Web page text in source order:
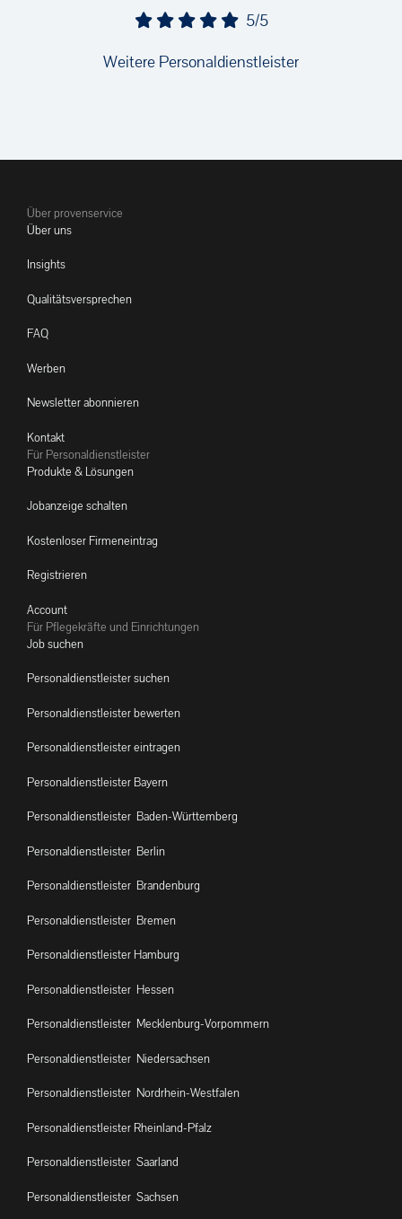
5/5
Weitere Personaldienstleister
Über provenservice
Über uns
Insights
Qualitätsversprechen
FAQ
Werben
Newsletter abonnieren
Kontakt
Für Personaldienstleister
Produkte & Lösungen
Jobanzeige schalten
Kostenloser Firmeneintrag
Registrieren
Account
Für Pflegekräfte und Einrichtungen
Job suchen
Personaldienstleister suchen
Personaldienstleister bewerten
Personaldienstleister eintragen
Personaldienstleister Bayern
Personaldienstleister Baden-Württemberg
Personaldienstleister Berlin
Personaldienstleister Brandenburg
Personaldienstleister Bremen
Personaldienstleister Hamburg
Personaldienstleister Hessen
Personaldienstleister Mecklenburg-Vorpommern
Personaldienstleister Niedersachsen
Personaldienstleister Nordrhein-Westfalen
Personaldienstleister Rheinland-Pfalz
Personaldienstleister Saarland
Personaldienstleister Sachsen